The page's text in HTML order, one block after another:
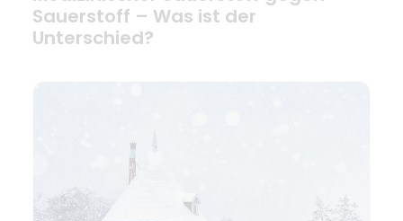
Sauerstoff – Was ist der
Unterschied?